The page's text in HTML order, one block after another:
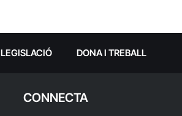
LEGISLACIÓ DONA I TREBALL
CONNECTA